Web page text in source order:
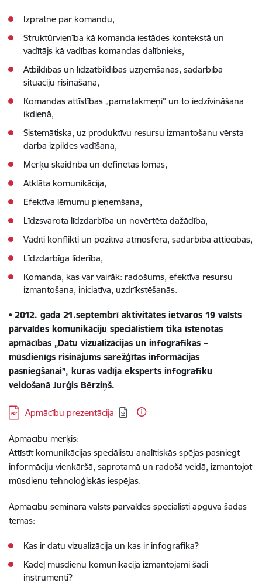
Izpratne par komandu,
Struktūrvienība kā komanda iestādes kontekstā un
vadītājs kā vadības komandas dalībnieks,
Atbildības un līdzatbildības uzņemšanās, sadarbība
situāciju risināšanā,
Komandas attīstības „pamatakmeņi” un to iedzīvināšana
ikdienā,
Sistemātiska, uz produktīvu resursu izmantošanu vērsta
darba izpildes vadīšana,
Mērķu skaidrība un definētas lomas,
Atklāta komunikācija,
Efektīva lēmumu pieņemšana,
Līdzsvarota līdzdarbība un novērtēta dažādība,
Vadīti konflikti un pozitīva atmosfēra, sadarbība attiecībās,
Līdzdarbīga līderība,
Komanda, kas var vairāk: radošums, efektīva resursu
izmantošana, iniciatīva, uzdrīkstēšanās.
• 2012. gada 21.septembrī aktivitātes ietvaros 19 valsts
pārvaldes komunikāciju speciālistiem tika īstenotas
apmācības „Datu vizualizācijas un infografikas –
mūsdienīgs risinājums sarežģītas informācijas
pasniegšanai”, kuras vadīja eksperts infografiku
veidošanā Jurģis Bērziņš.
Lejupielādēt:
Apmācību prezentācija
Apmācību mērķis:
Attīstīt komunikācijas speciālistu analītiskās spējas pasniegt
informāciju vienkāršā, saprotamā un radošā veidā, izmantojot
mūsdienu tehnoloģiskās iespējas.
Apmācību seminārā valsts pārvaldes speciālisti apguva šādas
tēmas:
Kas ir datu vizualizācija un kas ir infografika?
Kādēļ mūsdienu komunikācijā izmantojami šādi
instrumenti?